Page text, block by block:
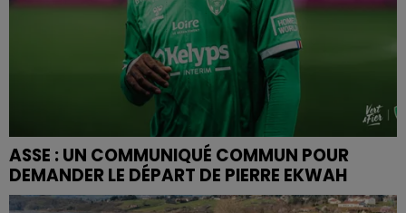
ASSE : UN COMMUNIQUÉ COMMUN POUR
DEMANDER LE DÉPART DE PIERRE EKWAH